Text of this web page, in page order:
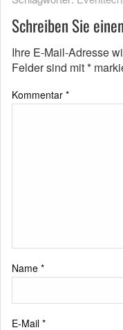
Schreiben Sie
Ihre E-Mail-Adresse
Felder sind mit*
Kommentar *
Name *
E-Mail *